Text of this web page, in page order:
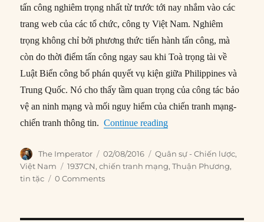
tấn công nghiêm trọng nhất từ trước tới nay nhắm vào các
trang web của các tổ chức, công ty Việt Nam. Nghiêm
trọng không chỉ bởi phương thức tiến hành tấn công, mà
còn do thời điểm tấn công ngay sau khi Toà trọng tài về
Luật Biển công bố phán quyết vụ kiện giữa Philippines và
Trung Quốc. Nó cho thấy tầm quan trọng của công tác bảo
vệ an ninh mạng và mối nguy hiểm của chiến tranh mạng-
chiến tranh thông tin. Continue reading“Việt Nam và sự trỗi dậy
Author
The Imperator
Posted
on
02/08/2016 Categories
Quân sự - Chiến lược,
Việt Nam
Tags
1937CN,chiến tranh mạng,Thuận Phương,
tin tặc
0 Comments